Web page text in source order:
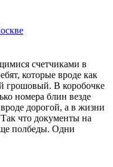
счетчиками в
которые вроде как
грошовый. В коробочке
номера блин везде
дорогой, а в жизни
что документы на
полбеды. Одни